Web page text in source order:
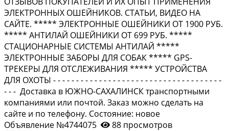
ЭЛЕКТРОННЫХ ОШЕЙНИКОВ. СТАТЬИ, ВИДЕО НА
САЙТЕ. ***** ЭЛЕКТРОННЫЕ ОШЕЙНИКИ ОТ 1900 РУБ.
***** АНТИЛАЙ ОШЕЙНИКИ ОТ 699 РУБ. *****
СТАЦИОНАРНЫЕ СИСТЕМЫ АНТИЛАЙ *****
ЭЛЕКТРОННЫЕ ЗАБОРЫ ДЛЯ СОБАК ***** GРS-
ТРЕКЕРЫ ДЛЯ ОТСЛЕЖИВАНИЯ ***** УСТРОЙСТВА
ДЛЯ ОХОТЫ - - - - - - - - - - - - - - - - - - - - - - - - - - - - - - - - - - - - -
- - - Доставка в ЮЖНО-САХАЛИНСК транспортными
компаниями или почтой. Заказ можно сделать на
сайте и по телефону. Состояние: новое
Объявление №4744075
88 просмотров